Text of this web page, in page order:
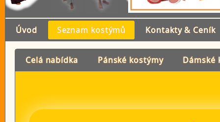
Úvod Seznam kostýmů Kontakty & Ceník
Celá nabídka Pánské kostýmy Dámské